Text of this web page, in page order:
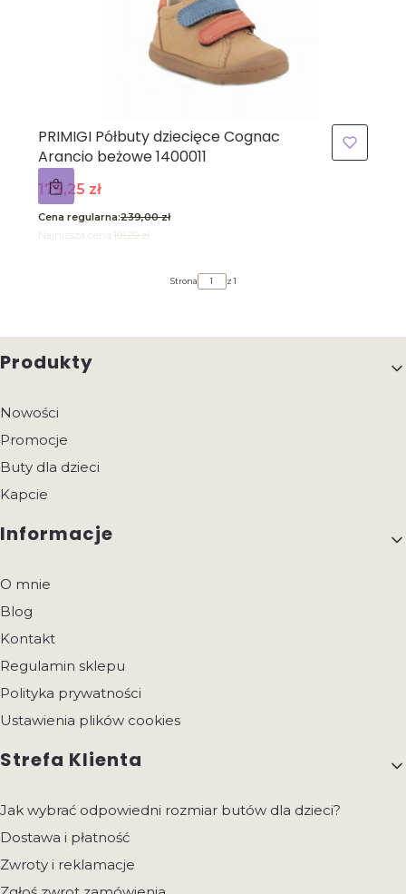
PRIMIGI Półbuty dziecięce Cognac
Arancio beżowe 1400011
Cena promocyjna
179,25 zł
Cena regularna:239,00 zł
Najniższa cena: 191,20 zł
Strona z 1
Linki w stopce
Produkty
Nowości
Promocje
Buty dla dzieci
Kapcie
Informacje
O mnie
Blog
Kontakt
Regulamin sklepu
Polityka prywatności
Ustawienia plików cookies
Strefa Klienta
Jak wybrać odpowiedni rozmiar butów dla dzieci?
Dostawa i płatność
Zwroty i reklamacje